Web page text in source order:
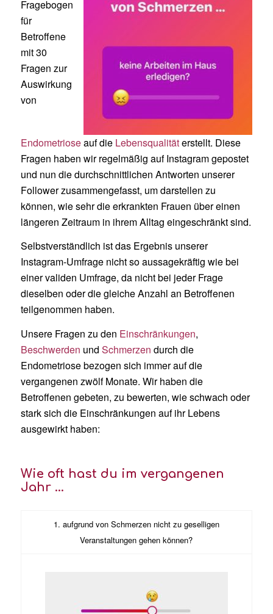
Fragebogen
für
Betroffene
mit 30
Fragen zur
Auswirkung
von
Endometrioseauf die Lebensqualitäterstellt. Diese
Fragen haben wir regelmäßig auf Instagram gepostet
und nun die durchschnittlichen Antworten unserer
Follower zusammengefasst, um darstellen zu
können, wie sehr die erkrankten Frauen über einen
längeren Zeitraum in ihrem Alltag eingeschränkt sind.
Selbstverständlich ist das Ergebnis unserer
Instagram-Umfrage nicht so aussagekräftig wie bei
einer validen Umfrage, da nicht bei jeder Frage
dieselben oder die gleiche Anzahl an Betroffenen
teilgenommen haben.
Unsere Fragen zu den Einschränkungen,
Beschwerden und Schmerzen durch die
Endometriose bezogen sich immer auf die
vergangenen zwölf Monate. Wir haben die
Betroffenen gebeten, zu bewerten, wie schwach oder
stark sich die Einschränkungen auf ihr Lebens
ausgewirkt haben:
Wie oft hast du im vergangenen
Jahr …
1. aufgrund von Schmerzen nicht zu geselligen
Veranstaltungen gehen können?